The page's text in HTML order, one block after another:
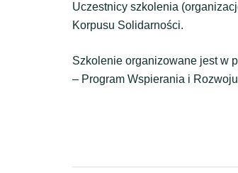
Uczestnicy szkolenia
Korpusu Solidarności.
Szkolenie organizowane jest w
– Program Wspierania i